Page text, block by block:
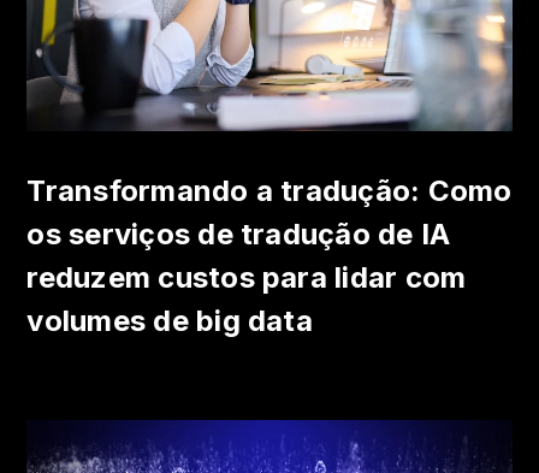
Transformando a tradução: Como
os serviços de tradução de IA
reduzem custos para lidar com
volumes de big data